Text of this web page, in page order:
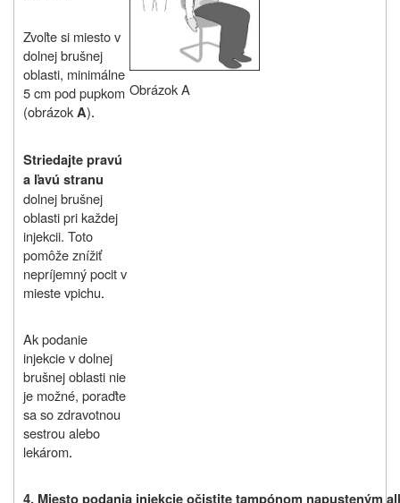
Zvoľte si miesto v
dolnej brušnej
oblasti, minimálne
5 cm pod pupkom
(obrázokA).
Striedajte pravú
a ľavú stranu
dolnej brušnej
oblasti pri každej
injekcii. Toto
pomôže znížiť
nepríjemný pocit v
mieste vpichu.
Ak podanie
injekcie v dolnej
brušnej oblasti nie
je možné, poraďte
sa so zdravotnou
sestrou alebo
lekárom.
Obrázok A
4. Miesto podania injekcie očistite tampónom napusteným